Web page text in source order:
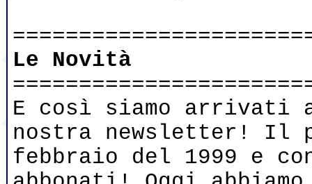
Le Novità
E così siamo arrivati
nostra newsletter! Il
febbraio del 1999 e